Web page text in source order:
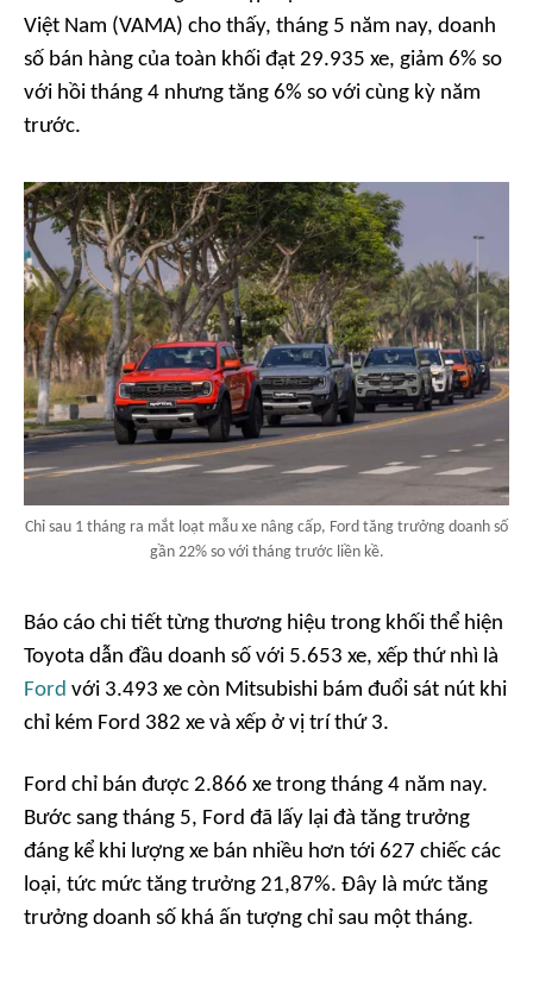
Việt Nam (VAMA) cho thấy, tháng 5 năm nay, doanh
số bán hàng của toàn khối đạt 29.935 xe, giảm 6% so
với hồi tháng 4 nhưng tăng 6% so với cùng kỳ năm
trước.
Chỉ sau 1 tháng ra mắt loạt mẫu xe nâng cấp, Ford tăng trưởng doanh số
gần 22% so với tháng trước liền kề.
Báo cáo chi tiết từng thương hiệu trong khối thể hiện
Toyota dẫn đầu doanh số với 5.653 xe, xếp thứ nhì là
Ford với 3.493 xe còn Mitsubishi bám đuổi sát nút khi
chỉ kém Ford 382 xe và xếp ở vị trí thứ 3.
Ford chỉ bán được 2.866 xe trong tháng 4 năm nay.
Bước sang tháng 5, Ford đã lấy lại đà tăng trưởng
đáng kể khi lượng xe bán nhiều hơn tới 627 chiếc các
loại, tức mức tăng trưởng 21,87%. Đây là mức tăng
trưởng doanh số khá ấn tượng chỉ sau một tháng.